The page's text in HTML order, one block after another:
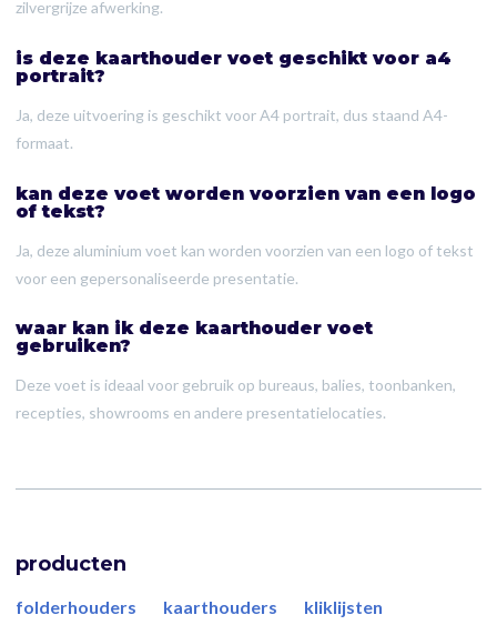
zilvergrijze afwerking.
is deze kaarthouder voet geschikt voor a4
portrait?
Ja, deze uitvoering is geschikt voor A4 portrait, dus staand A4-
formaat.
kan deze voet worden voorzien van een logo
of tekst?
Ja, deze aluminium voet kan worden voorzien van een logo of tekst
voor een gepersonaliseerde presentatie.
waar kan ik deze kaarthouder voet
gebruiken?
Deze voet is ideaal voor gebruik op bureaus, balies, toonbanken,
recepties, showrooms en andere presentatielocaties.
producten
folderhouders kaarthouders
kliklijsten